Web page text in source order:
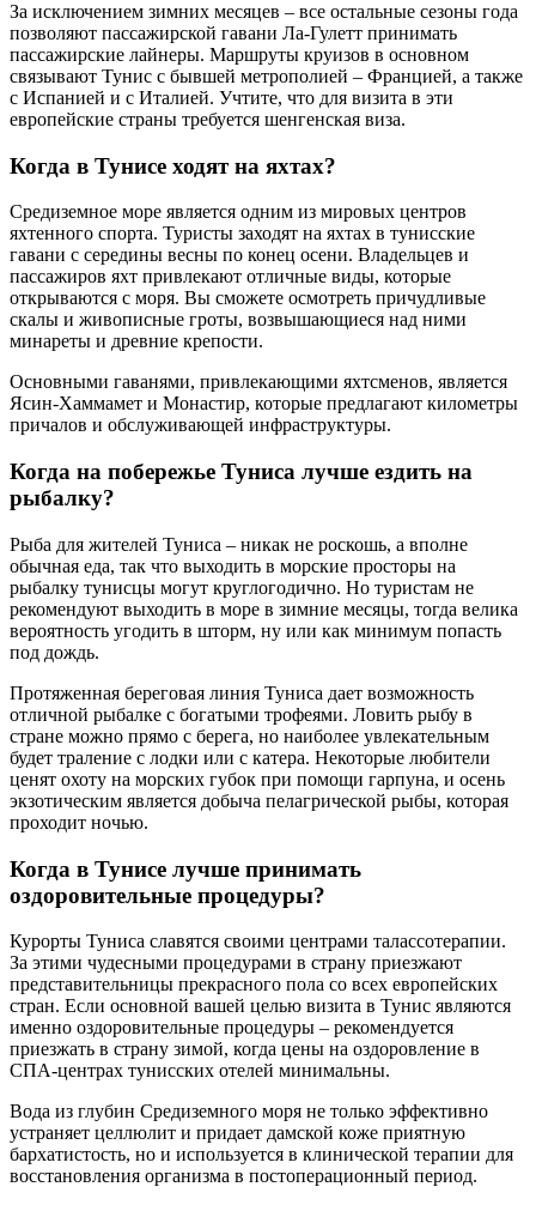
За исключением зимних месяцев – все остальные сезоны года
позволяют пассажирской гавани Ла-Гулетт принимать
пассажирские лайнеры. Маршруты круизов в основном
связывают Тунис с бывшей метрополией – Францией, а также
с Испанией и с Италией. Учтите, что для визита в эти
европейские страны требуется шенгенская виза.
Когда в Тунисе ходят на яхтах?
Средиземное море является одним из мировых центров
яхтенного спорта. Туристы заходят на яхтах в тунисские
гавани с середины весны по конец осени. Владельцев и
пассажиров яхт привлекают отличные виды, которые
открываются с моря. Вы сможете осмотреть причудливые
скалы и живописные гроты, возвышающиеся над ними
минареты и древние крепости.
Основными гаванями, привлекающими яхтсменов, является
Ясин-Хаммамет и Монастир, которые предлагают километры
причалов и обслуживающей инфраструктуры.
Когда на побережье Туниса лучше ездить на
рыбалку?
Рыба для жителей Туниса – никак не роскошь, а вполне
обычная еда, так что выходить в морские просторы на
рыбалку тунисцы могут круглогодично. Но туристам не
рекомендуют выходить в море в зимние месяцы, тогда велика
вероятность угодить в шторм, ну или как минимум попасть
под дождь.
Протяженная береговая линия Туниса дает возможность
отличной рыбалке с богатыми трофеями. Ловить рыбу в
стране можно прямо с берега, но наиболее увлекательным
будет траление с лодки или с катера. Некоторые любители
ценят охоту на морских губок при помощи гарпуна, и осень
экзотическим является добыча пелагрической рыбы, которая
проходит ночью.
Когда в Тунисе лучше принимать
оздоровительные процедуры?
Курорты Туниса славятся своими центрами талассотерапии.
За этими чудесными процедурами в страну приезжают
представительницы прекрасного пола со всех европейских
стран. Если основной вашей целью визита в Тунис являются
именно оздоровительные процедуры – рекомендуется
приезжать в страну зимой, когда цены на оздоровление в
СПА-центрах тунисских отелей минимальны.
Вода из глубин Средиземного моря не только эффективно
устраняет целлюлит и придает дамской коже приятную
бархатистость, но и используется в клинической терапии для
восстановления организма в постоперационный период.